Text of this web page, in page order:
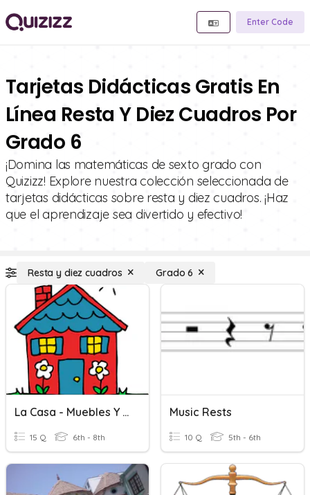
Enter Code
Tarjetas Didácticas Gratis En
Línea Resta Y Diez Cuadros Por
Grado 6
¡Domina las matemáticas de sexto grado con
Quizizz! Explore nuestra colección seleccionada de
tarjetas didácticas sobre resta y diez cuadros. ¡Haz
que el aprendizaje sea divertido y efectivo!
Resta y diez cuadros Grado 6
La Casa - Muebles Y Cuartos
15 Q 6th - 8th
Music Rests
10 Q 5th - 6th